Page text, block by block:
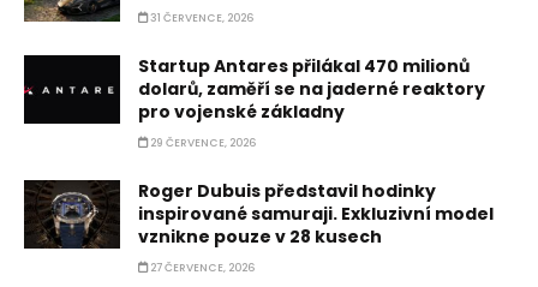
31 ČERVENCE, 2026
Startup Antares přilákal 470 milionů
dolarů, zaměří se na jaderné reaktory
pro vojenské základny
29 ČERVENCE, 2026
Roger Dubuis představil hodinky
inspirované samuraji. Exkluzivní model
vznikne pouze v 28 kusech
27 ČERVENCE, 2026